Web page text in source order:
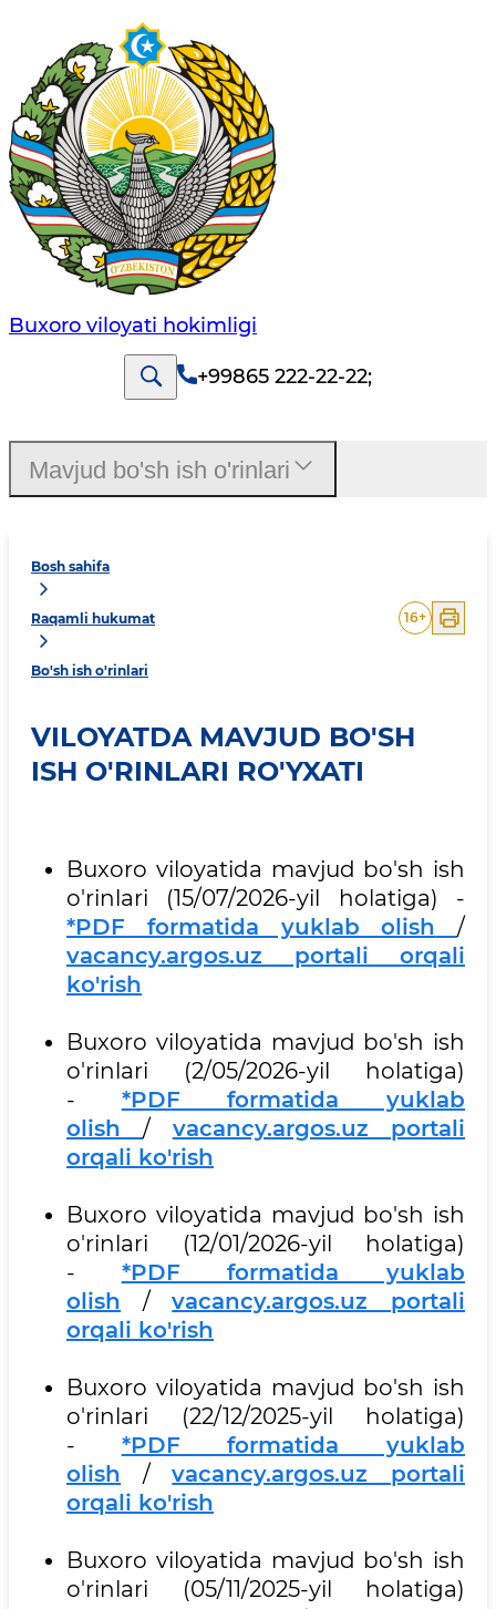
Buxoro viloyati hokimligi
+99865 222-22-22;
Bosh sahifa
Raqamli hukumat
Bo'sh ish o'rinlari
16+
VILOYATDA MAVJUD BO'SH
ISH O'RINLARI RO'YXATI
Buxoro viloyatida mavjud bo'sh ish
o'rinlari (15/07/2026-yil holatiga) -
*PDF formatida yuklab olish
/
vacancy.argos.uz portali orqali
ko'rish
Buxoro viloyatida mavjud bo'sh ish
o'rinlari (2/05/2026-yil holatiga)
- *PDF formatida yuklab
olish/ vacancy.argos.uz portali
orqali ko'rish
Buxoro viloyatida mavjud bo'sh ish
o'rinlari (12/01/2026-yil holatiga)
- *PDF formatida yuklab
olish /vacancy.argos.uz portali
orqali ko'rish
Buxoro viloyatida mavjud bo'sh ish
o'rinlari (22/12/2025-yil holatiga)
- *PDF formatida yuklab
olish /vacancy.argos.uz portali
orqali ko'rish
Buxoro viloyatida mavjud bo'sh ish
o'rinlari (05/11/2025-yil holatiga)
Mavjud bo'sh ish o'rinlari